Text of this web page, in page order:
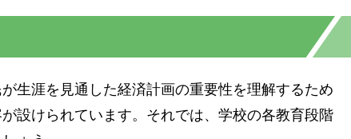
生涯を見通した経済計画の重要性を理解するため
設けられています。それでは、学校の各教育段階